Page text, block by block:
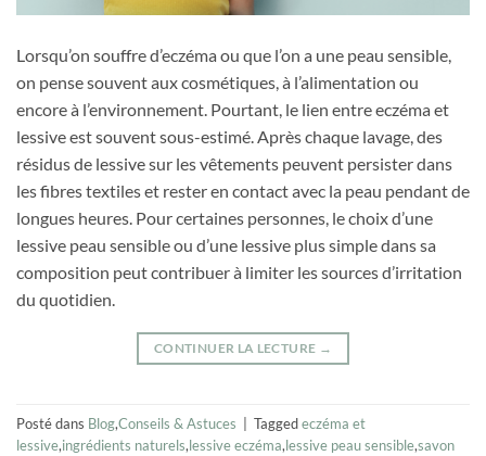
Lorsqu’on souffre d’eczéma ou que l’on a une peau sensible,
on pense souvent aux cosmétiques, à l’alimentation ou
encore à l’environnement. Pourtant, le lien entre eczéma et
lessive est souvent sous-estimé. Après chaque lavage, des
résidus de lessive sur les vêtements peuvent persister dans
les fibres textiles et rester en contact avec la peau pendant de
longues heures. Pour certaines personnes, le choix d’une
lessive peau sensible ou d’une lessive plus simple dans sa
composition peut contribuer à limiter les sources d’irritation
du quotidien.
CONTINUER LA LECTURE →
Posté dans Blog,Conseils & Astuces Taggedeczéma et
lessive,ingrédients naturels,lessive eczéma,lessive peau sensible,savon